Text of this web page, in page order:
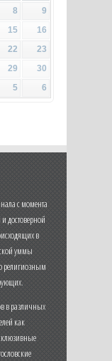
8
9
15
16
22
23
29
30
5 6
с момента
достоверной
в
уммы
религиозным
в различных
как